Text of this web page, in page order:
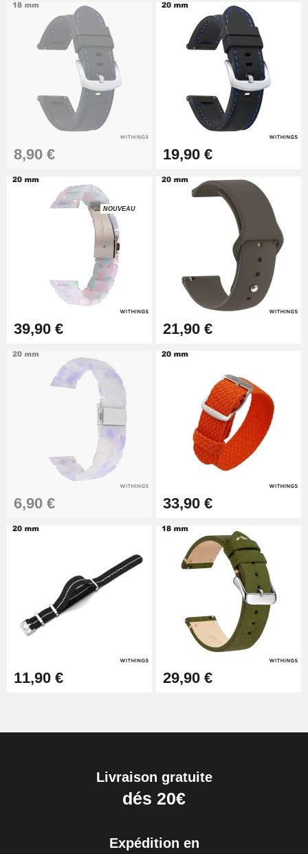
Pied à Coulisse Numérique
9,90 €
Pince à Poinçonner (pince trou)
57,42 €
Pince Trou pour Bracelet de
Kit Horlogerie Débutant
26,90 €
Boîte Pompe Bracelet Montre -
Diamètre 1,50 mm - 8 à 25 mm
Boîte Pompe pour Bracelet
Montre - Diamètre 1,80 mm - 8 à
25 mm
19,90 €
Extracteur de Bracelet de
Montre Facile
17,90 €
8,90 € 19,90 €
NOUVEAU
39,90 € 21,90 €
6,90 € 33,90 €
11,90 € 29,90 €
Livraison gratuite
dés 20€
Expédition en